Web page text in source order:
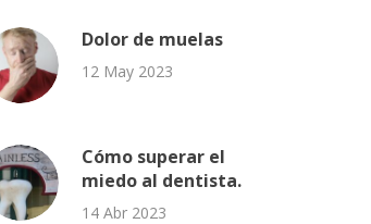
Dolor de muelas
12 May 2023
Cómo superar el
miedo al dentista.
14 Abr 2023